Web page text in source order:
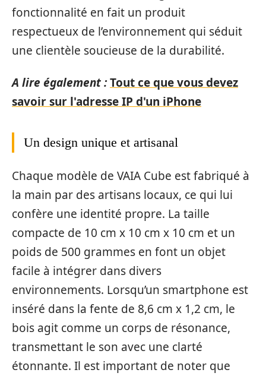
fonctionnalité en fait un produit
respectueux de l’environnement qui séduit
une clientèle soucieuse de la durabilité.
A lire également :Tout ce que vous devez
savoir sur l'adresse IP d'un iPhone
Un design unique et artisanal
Chaque modèle de VAIA Cube est fabriqué à
la main par des artisans locaux, ce qui lui
confère une identité propre. La taille
compacte de 10 cm x 10 cm x 10 cm et un
poids de 500 grammes en font un objet
facile à intégrer dans divers
environnements. Lorsqu’un smartphone est
inséré dans la fente de 8,6 cm x 1,2 cm, le
bois agit comme un corps de résonance,
transmettant le son avec une clarté
étonnante. Il est important de noter que